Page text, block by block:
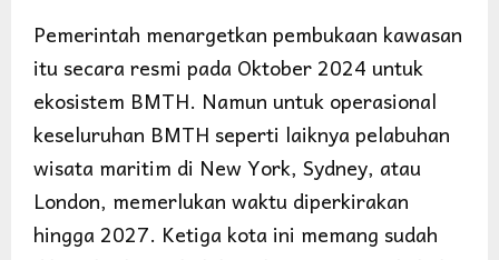
Pemerintah menargetkan pembukaan kawasan
itu secara resmi pada Oktober 2024 untuk
ekosistem BMTH. Namun untuk operasional
keseluruhan BMTH seperti laiknya pelabuhan
wisata maritim di New York, Sydney, atau
London, memerlukan waktu diperkirakan
hingga 2027. Ketiga kota ini memang sudah